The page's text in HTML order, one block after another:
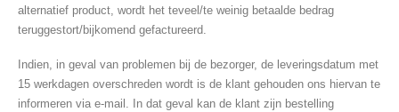
alternatief product, wordt het teveel/te weinig betaalde bedrag
teruggestort/bijkomend gefactureerd.
Indien, in geval van problemen bij de bezorger, de leveringsdatum met
15 werkdagen overschreden wordt is de klant gehouden ons hiervan te
informeren via e-mail. In dat geval kan de klant zijn bestelling